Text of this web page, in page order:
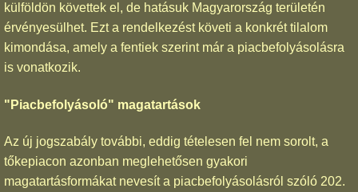
külföldön követtek el, de hatásuk Magyarország területén
érvényesülhet. Ezt a rendelkezést követi a konkrét tilalom
kimondása, amely a fentiek szerint már a piacbefolyásolásra
is vonatkozik.
"Piacbefolyásoló" magatartások
Az új jogszabály további, eddig tételesen fel nem sorolt, a
tőkepiacon azonban meglehetősen gyakori
magatartásformákat nevesít a piacbefolyásolásról szóló 202.